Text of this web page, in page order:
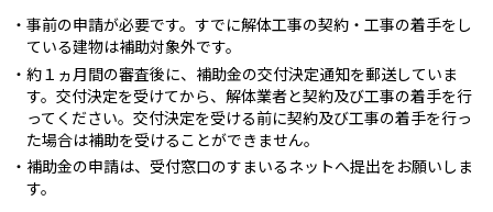
事前の申請が必要です。すでに解体工事の契約・工事の着手をし
ている建物は補助対象外です。
約１ヵ月間の審査後に、補助金の交付決定通知を郵送していま
す。交付決定を受けてから、解体業者と契約及び工事の着手を行
ってください。交付決定を受ける前に契約及び工事の着手を行っ
た場合は補助を受けることができません。
補助金の申請は、受付窓口のすまいるネットへ提出をお願いしま
す。